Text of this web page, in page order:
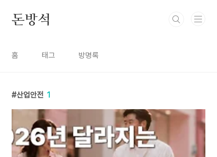
돈방석
홈 태그 방명록
산업안전 1